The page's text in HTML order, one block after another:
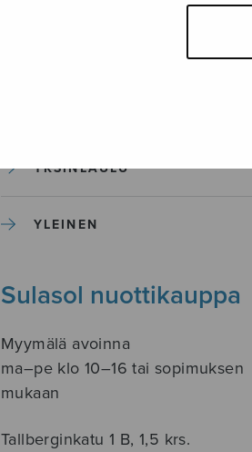
SOITINKOULUT JA OPPAAT
YKSINLAULU
YLEINEN
Sulasol nuottikauppa
Myymälä avoinna
ma–pe klo 10–16 tai sopimuksen
mukaan
Tallberginkatu 1 B, 1,5 krs.